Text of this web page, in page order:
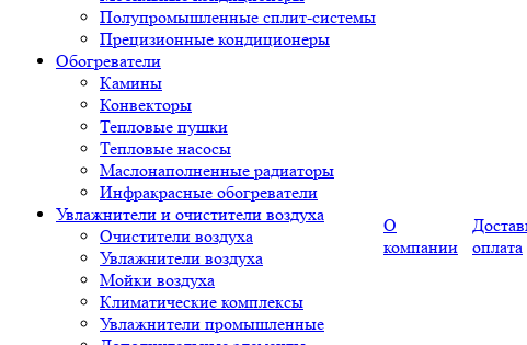
Полупромышленные сплит-системы
Прецизионные кондиционеры
Обогреватели
Камины
Конвекторы
Тепловые пушки
Тепловые насосы
Маслонаполненные радиаторы
Инфракрасные обогреватели
Увлажнители и очистители воздуха
Очистители воздуха
Увлажнители воздуха
Мойки воздуха
Климатические комплексы
Увлажнители промышленные
О
компании
оплата